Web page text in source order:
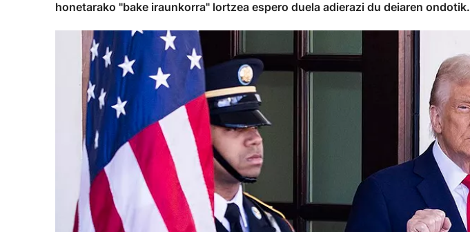
honetarako "bake iraunkorra" lortzea espero duela adierazi du deiaren ondotik.